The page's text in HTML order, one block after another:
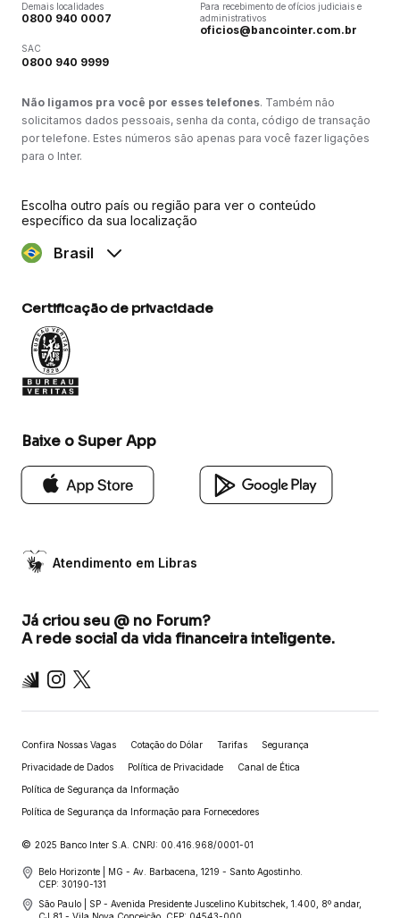
Demais localidades
0800 940 0007
SAC
0800 940 9999
Para recebimento de ofícios judiciais e
administrativos
oficios@bancointer.com.br
Não ligamos pra você por esses telefones. Também não
solicitamos dados pessoais, senha da conta, código de transação
por telefone. Estes números são apenas para você fazer ligações
para o Inter.
Escolha outro país ou região para ver o conteúdo
específico da sua localização
Brasil
Certificação de privacidade
Baixe o Super App
Atendimento em Libras
Já criou seu @ no Forum?
A rede social da vida financeira inteligente.
Inter Instagram
X
Confira Nossas Vagas Cotação do Dólar Tarifas Segurança
Privacidade de Dados Política de Privacidade Canal de Ética
Política de Segurança da Informação
Política de Segurança da Informação para Fornecedores
© 2025 Banco Inter S.A. CNPJ: 00.416.968/0001-01
Belo Horizonte | MG - Av. Barbacena, 1219 - Santo Agostinho.
CEP: 30190-131
São Paulo | SP - Avenida Presidente Juscelino Kubitschek, 1.400, 8º andar,